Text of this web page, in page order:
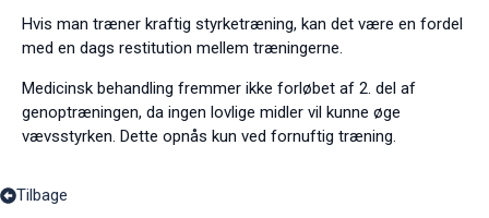
Hvis man træner kraftig styrketræning, kan det være en fordel
med en dags restitution mellem træningerne.
Medicinsk behandling fremmer ikke forløbet af 2. del af
genoptræningen, da ingen lovlige midler vil kunne øge
vævsstyrken. Dette opnås kun ved fornuftig træning.
Tilbage